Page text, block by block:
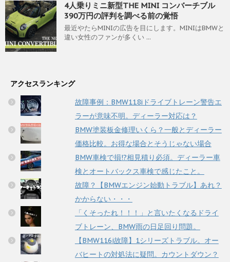
4人乗りミニ新型THE MINI コンバーチブル
390万円の評判を調べる前の覚悟
最近やたらMINIの広告を目にします。MINIはBMWと
違い女性のファンが多くい ...
アクセスランキング
故障事例：BMW118iドライブトレーン警告エ
ラーが意味不明。ディーラー対応は？
BMW塗装板金修理いくら？一般とディーラー
価格比較。お得な場合とそうじゃない場合
BMW車検で損!?相見積り必須。ディーラー車
検とオートバックス車検で感じたこと。
故障？【BMWエンジン始動トラブル】あれ？
かからない・・・
「くそったれ！！！」と言いたくなるドライ
ブトレーン、BMW雨の日足回り問題。
【BMW116i故障】1シリーズトラブル。オー
バヒートの対処法に疑問。カウントダウン？